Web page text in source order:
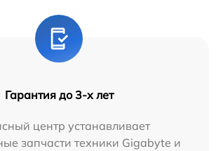
Гарантия до 3-х лет
центр устанавливает
запчасти техники Gigabyte и